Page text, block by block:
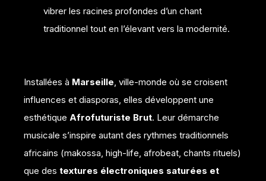
vibrer les racines profondes d’un chant
traditionnel tout en l’élevant vers la modernité.
Installées à Marseille, ville-monde où se croisent
influences et diasporas, elles développent une
esthétique Afrofuturiste Brut. Leur démarche
musicale s’inspire autant des rythmes traditionnels
africains (makossa, high-life, afrobeat, chants rituels)
que des textures électroniques saturées et